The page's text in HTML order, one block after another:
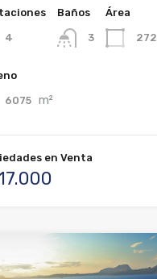
4
Baños
3
Área
272
6075 m²
en Venta